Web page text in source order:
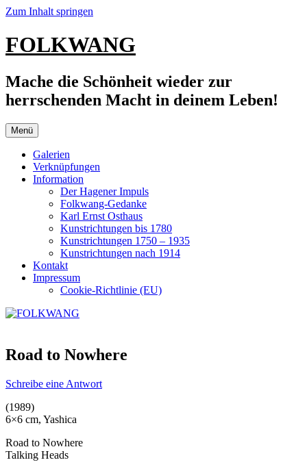
Zum Inhalt springen
FOLKWANG
Mache die Schönheit wieder zur
herrschenden Macht in deinem Leben!
Menü
Galerien
Verknüpfungen
Information
Der Hagener Impuls
Folkwang-Gedanke
Karl Ernst Osthaus
Kunstrichtungen bis 1780
Kunstrichtungen 1750 – 1935
Kunstrichtungen nach 1914
Kontakt
Impressum
Cookie-Richtlinie (EU)
Road to Nowhere
Schreibe eine Antwort
(1989)
6×6 cm, Yashica
Road to Nowhere
Talking Heads